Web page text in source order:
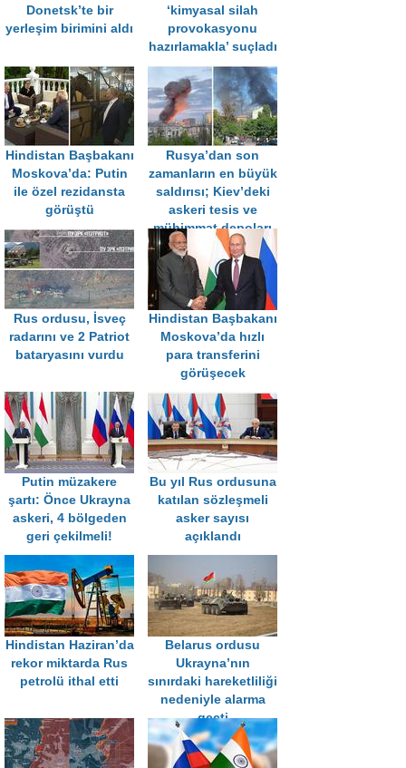
Donetsk’te bir
yerleşim birimini aldı
‘kimyasal silah
provokasyonu
hazırlamakla’ suçladı
Hindistan Başbakanı
Moskova’da: Putin
ile özel rezidansta
görüştü
Rusya’dan son
zamanların en büyük
saldırısı; Kiev’deki
askeri tesis ve
mühimmat depoları
vuruldu
Rus ordusu, İsveç
radarını ve 2 Patriot
bataryasını vurdu
Hindistan Başbakanı
Moskova’da hızlı
para transferini
görüşecek
Putin müzakere
şartı: Önce Ukrayna
askeri, 4 bölgeden
geri çekilmeli!
Bu yıl Rus ordusuna
katılan sözleşmeli
asker sayısı
açıklandı
Hindistan Haziran’da
rekor miktarda Rus
petrolü ithal etti
Belarus ordusu
Ukrayna’nın
sınırdaki hareketliliği
nedeniyle alarma
geçti